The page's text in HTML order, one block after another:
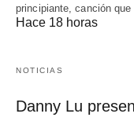
principiante, canción
Hace 18 horas
NOTICIAS
Danny Lu